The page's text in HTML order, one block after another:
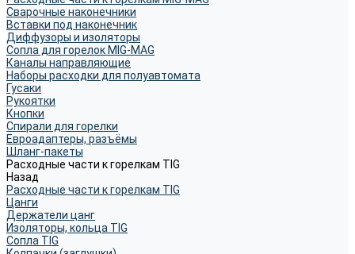
Сварочные наконечники
Вставки под наконечник
Диффузоры и изоляторы
Сопла для горелок MIG-MAG
Каналы направляющие
Наборы расходки для полуавтомата
Гусаки
Рукоятки
Кнопки
Спирали для горелки
Евроадаптеры, разъёмы
Шланг-пакеты
Расходные части к горелкам TIG
Назад
Расходные части к горелкам TIG
Цанги
Держатели цанг
Изоляторы, кольца TIG
Сопла TIG